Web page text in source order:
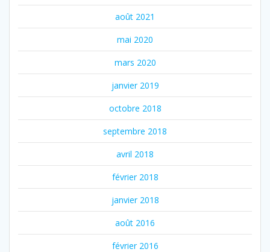
août 2021
mai 2020
mars 2020
janvier 2019
octobre 2018
septembre 2018
avril 2018
février 2018
janvier 2018
août 2016
février 2016